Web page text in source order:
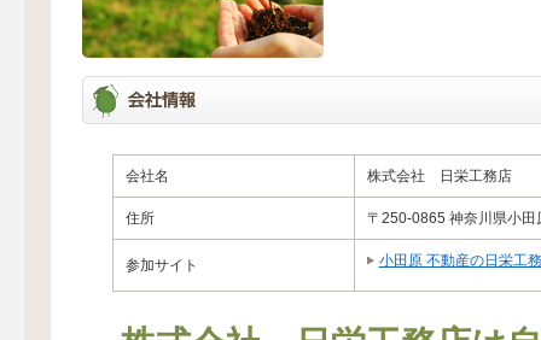
会社名 株式会社 日栄工務店
住所 〒250-0865 神奈川県小田
参加サイト 小田原 不動産の日栄工